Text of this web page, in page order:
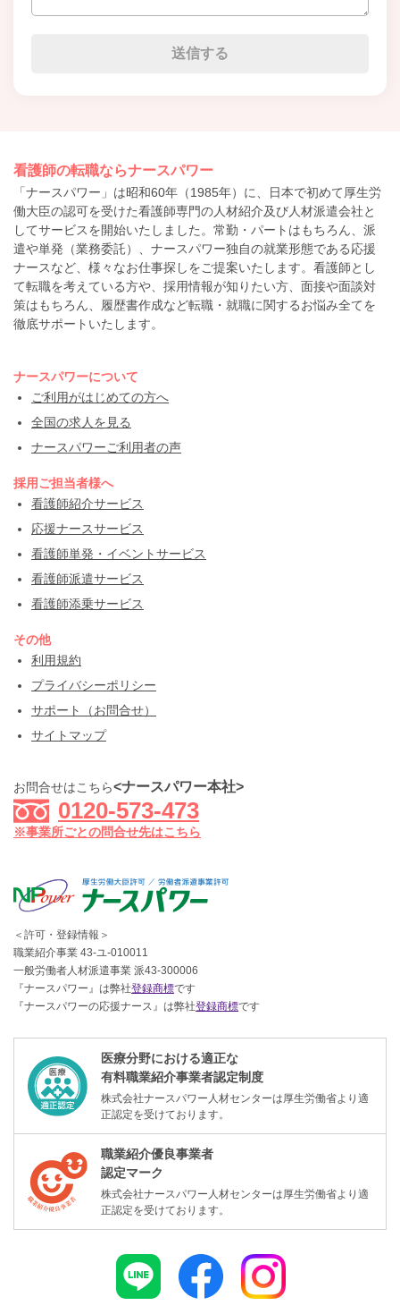
看護師の転職ならナースパワー
「ナースパワー」は昭和60年（1985年）に、日本で初めて厚生労
働大臣の認可を受けた看護師専門の人材紹介及び人材派遣会社と
してサービスを開始いたしました。常勤・パートはもちろん、派
遣や単発（業務委託）、ナースパワー独自の就業形態である応援
ナースなど、様々なお仕事探しをご提案いたします。看護師とし
て転職を考えている方や、採用情報が知りたい方、面接や面談対
策はもちろん、履歴書作成など転職・就職に関するお悩み全てを
徹底サポートいたします。
ナースパワーについて
ご利用がはじめての方へ
全国の求人を見る
ナースパワーご利用者の声
採用ご担当者様へ
看護師紹介サービス
応援ナースサービス
看護師単発・イベントサービス
看護師派遣サービス
看護師添乗サービス
その他
利用規約
プライバシーポリシー
サポート（お問合せ）
サイトマップ
お問合せはこちら<ナースパワー本社>
0120-573-473
※事業所ごとの問合せ先はこちら
＜許可・登録情報＞
職業紹介事業 43-ユ-010011
一般労働者人材派遣事業 派43-300006
『ナースパワー』は弊社登録商標です
『ナースパワーの応援ナース』は弊社登録商標です
医療分野における適正な
有料職業紹介事業者認定制度
株式会社ナースパワー人材センターは厚生労働省より適
正認定を受けております。
職業紹介優良事業者
認定マーク
株式会社ナースパワー人材センターは厚生労働省より適
正認定を受けております。